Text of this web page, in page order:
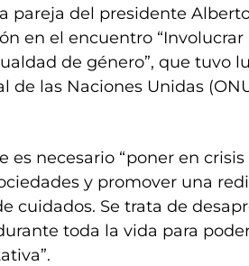
pareja del presidente
en el encuentro
de género”, que tuvo
de las Naciones Unidas
es necesario “poner en
y promover una
cuidados. Se trata de
toda la vida para